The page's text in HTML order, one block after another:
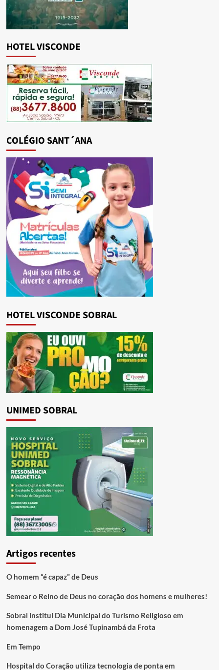
HOTEL VISCONDE
COLÉGIO SANT´ANA
HOTEL VISCONDE SOBRAL
UNIMED SOBRAL
Artigos recentes
O homem “é capaz” de Deus
Semear o Reino de Deus no coração dos homens e mulheres!
Sobral institui Dia Municipal do Turismo Religioso em
homenagem a Dom José Tupinambá da Frota
Em Tempo
Hospital do Coração utiliza tecnologia de ponta em